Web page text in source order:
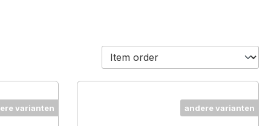
varianten andere varianten